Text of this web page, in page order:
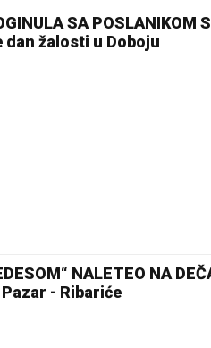
SA POSLANIKOM
dan žalosti u Doboju
NALETEO NA
- Ribariće